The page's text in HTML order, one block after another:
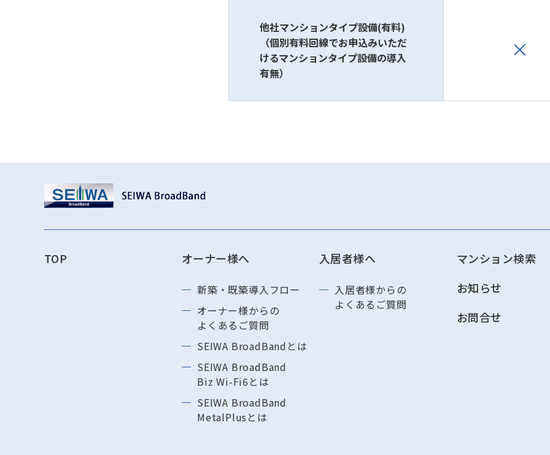
他社マンションタイプ設備(有料)
（個別有料回線でお申込みいただ
けるマンションタイプ設備の導入
有無）
TOP オーナー様へ
新築・既築導⼊フロー
オーナー様からの
よくあるご質問
SEIWA BroadBandとは
SEIWA BroadBand
Biz Wi-Fi6とは
SEIWA BroadBand
MetalPlusとは
入居者様へ
入居者様からの
よくあるご質問
マンション検索
お知らせ
お問合せ